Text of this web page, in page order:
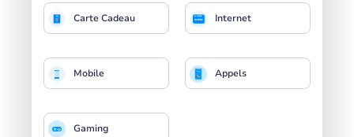
Carte Cadeau Internet
Mobile Appels
Gaming